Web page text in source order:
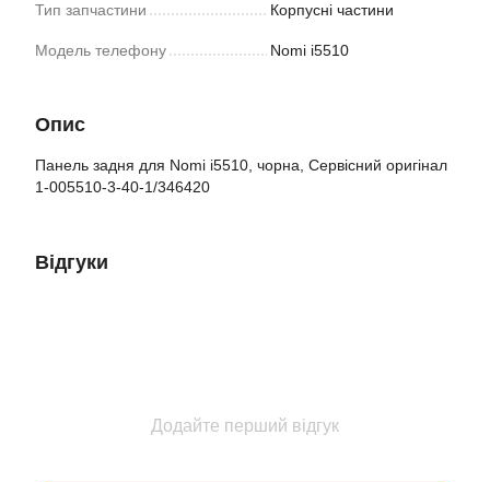
Тип запчастини Корпусні частини
Модель телефону Nomi i5510
Опис
Панель задня для Nomi i5510, чорна, Сервісний оригінал
1-005510-3-40-1/346420
Відгуки
Додайте перший відгук